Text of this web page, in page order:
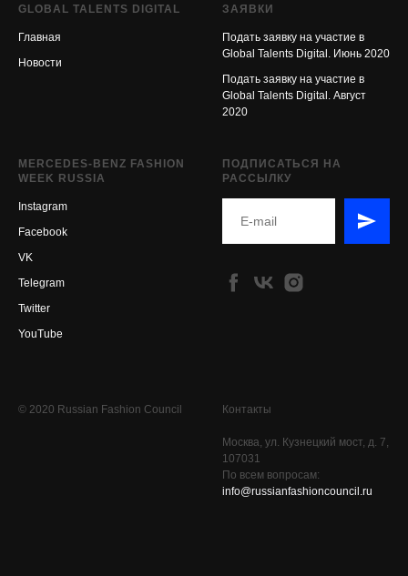
GLOBAL TALENTS DIGITAL
Главная
Новости
ЗАЯВКИ
Подать заявку на участие в
Global Talents Digital. Июнь 2020
Подать заявку на участие в
Global Talents Digital. Август
2020
MERCEDES-BENZ FASHION
WEEK RUSSIA
Instagram
Facebook
VK
Telegram
Twitter
YouTube
ПОДПИСАТЬСЯ НА
РАССЫЛКУ
© 2020 Russian Fashion Council Контакты
Москва, ул. Кузнецкий мост, д. 7,
107031
По всем вопросам:
info@russianfashioncouncil.ru